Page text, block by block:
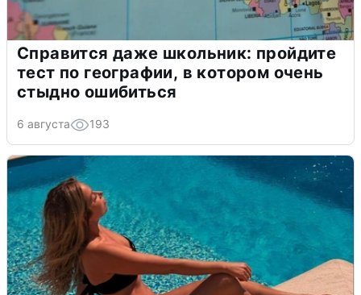
Справится даже школьник: пройдите
тест по географии, в котором очень
стыдно ошибиться
6 августа 193